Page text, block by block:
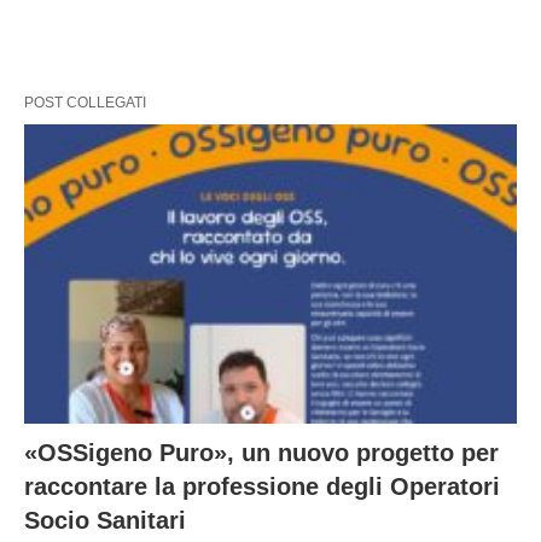
POST COLLEGATI
«OSSigeno Puro», un nuovo progetto per
raccontare la professione degli Operatori
Socio Sanitari